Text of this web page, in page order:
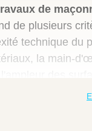
de
de plusieurs
technique du
la main-
projet étant